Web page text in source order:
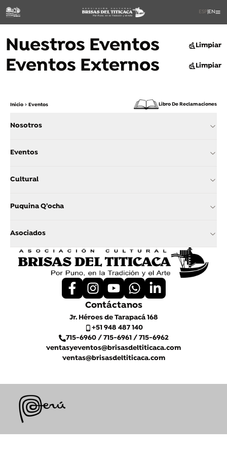
ESP|EN
Nuestros Eventos Limpiar
Eventos Externos Limpiar
Inicio Eventos Libro De Reclamaciones
Nosotros
Eventos
Cultural
Puquina Q’ocha
Asociados
Contáctanos
Jr. Héroes de Tarapacá 168
+51 948 487 140
715-6960 / 715-6961 / 715-6962
ventasyeventos@brisasdeltiticaca.com
ventas@brisasdeltiticaca.com